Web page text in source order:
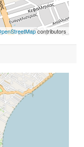
contributors